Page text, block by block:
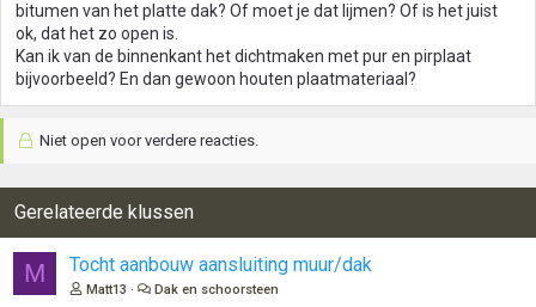
bitumen van het platte dak? Of moet je dat lijmen? Of is het juist
ok, dat het zo open is.
Kan ik van de binnenkant het dichtmaken met pur en pirplaat
bijvoorbeeld? En dan gewoon houten plaatmateriaal?
Niet open voor verdere reacties.
Gerelateerde klussen
M Tocht aanbouw aansluiting muur/dak
Matt13 Dak en schoorsteen